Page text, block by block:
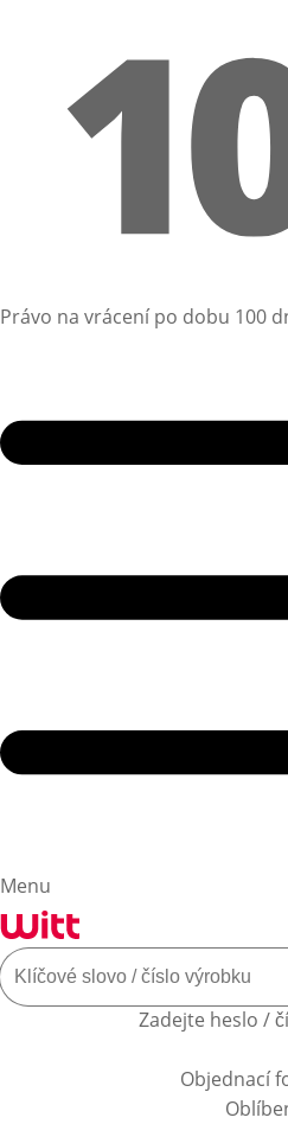
Právo na vrácení po dobu 100
Menu
Zadejte heslo /
Objednací